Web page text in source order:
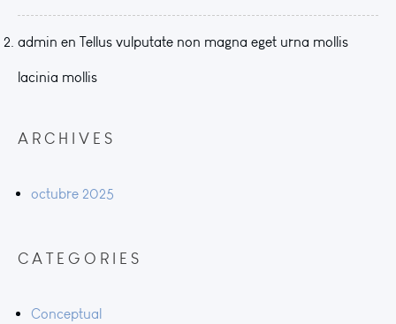
admin en Tellus vulputate non magna eget urna mollis
lacinia mollis
ARCHIVES
octubre 2025
CATEGORIES
Conceptual